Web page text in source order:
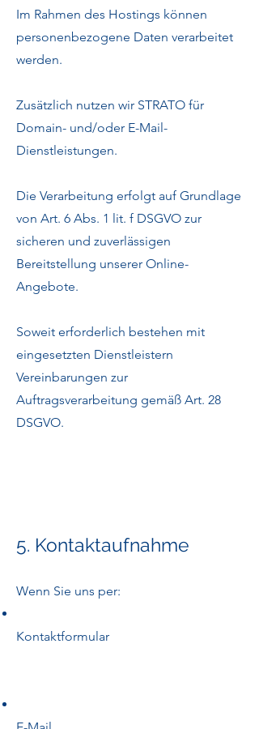
Im Rahmen des Hostings können
personenbezogene Daten verarbeitet
werden.
Zusätzlich nutzen wir STRATO für
Domain- und/oder E-Mail-
Dienstleistungen.
Die Verarbeitung erfolgt auf Grundlage
von Art. 6 Abs. 1 lit. f DSGVO zur
sicheren und zuverlässigen
Bereitstellung unserer Online-
Angebote.
Soweit erforderlich bestehen mit
eingesetzten Dienstleistern
Vereinbarungen zur
Auftragsverarbeitung gemäß Art. 28
DSGVO.
5. Kontaktaufnahme
Wenn Sie uns per:
Kontaktformular